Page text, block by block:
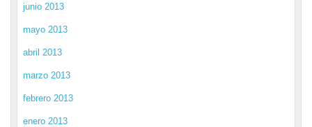
junio 2013
mayo 2013
abril 2013
marzo 2013
febrero 2013
enero 2013